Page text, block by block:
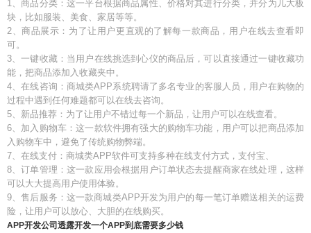
1、商品分类：这一平台根据商品属性、价格对其进行分类，并分为几大板
块，比如服装、美食、家居等等。
2、商品展示：为了让用户更直观的了解每一款商品，用户在线去查看即
可。
3、一键收藏：当用户在线挑选到心仪的商品后，可以直接通过一键收藏功
能，把商品添加入收藏夹中。
4、在线咨询：商城类APP系统聘请了多名专业的客服人员，用户在购物的
过程中遇到任何难题都可以在线去咨询。
5、新品推荐：为了让用户不错过每一个新品，让用户可以在线查看。
6、加入购物车：这一款软件拥有强大的购物车功能，用户可以把商品添加
入购物车中，避免了传统购物弊端。
7、在线支付：商城类APP软件可支持多种在线支付方式，支付宝、
8、订单管理：这一款应用会根据用户订单状态去提醒商家在线处理，这样
可以大大提高用户使用体验。
9、售后服务：这一款商城类APP开发为用户的每一笔订单赠送相关的运费
险，让用户可以放心、大胆的在线购买。
APP开发公司透露开发一个APP到底需要多少钱